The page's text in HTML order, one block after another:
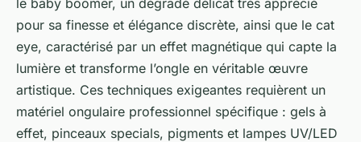
pour sa finesse et élégance discrète, ainsi que le cat
eye, caractérisé par un effet magnétique qui capte la
lumière et transforme l’ongle en véritable œuvre
artistique. Ces techniques exigeantes requièrent un
matériel ongulaire professionnel spécifique : gels à
effet, pinceaux specials, pigments et lampes UV/LED